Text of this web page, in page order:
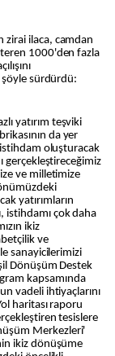
zirai ilaca, camdan
1000'den fazla
şöyle sürdürdü:
yatırım teşviki
da yer
oluşturacak
gerçekleştireceğimiz
ve milletimize
yatırımların
istihdamı çok daha
ikiz
ve
sanayicilerimizi
Dönüşüm Destek
kapsamında
vadeli ihtiyaçlarını
haritası raporu
tesislere
Merkezleri'
ikiz dönüşüme